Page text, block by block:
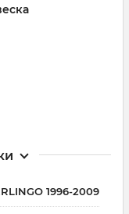
1996-2009